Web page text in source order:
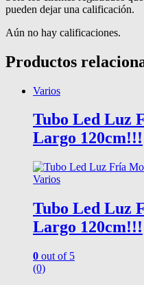
pueden dejar una calificación.
Aún no hay calificaciones.
Productos
Varios
Tubo Led Luz
Largo 120cm!!!
Varios
Tubo Led Luz
Largo 120cm!!!
0 out of 5
(0)